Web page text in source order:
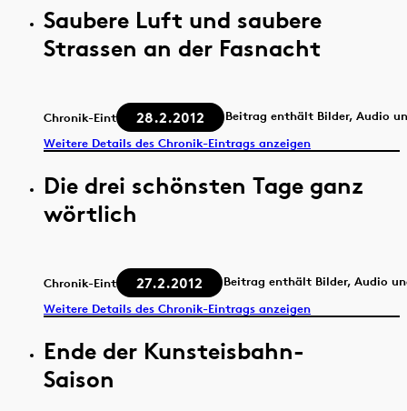
Saubere Luft und saubere
Strassen an der Fasnacht
Chronik-Eintrag 28.2.2012
Beitrag enthält Bilder, Audio
Weitere Details des Chronik-Eintrags anzeigen
Die drei schönsten Tage ganz
wörtlich
Chronik-Eintrag 27.2.2012
Beitrag enthält Bilder, Audio
Weitere Details des Chronik-Eintrags anzeigen
Ende der Kunsteisbahn-
Saison